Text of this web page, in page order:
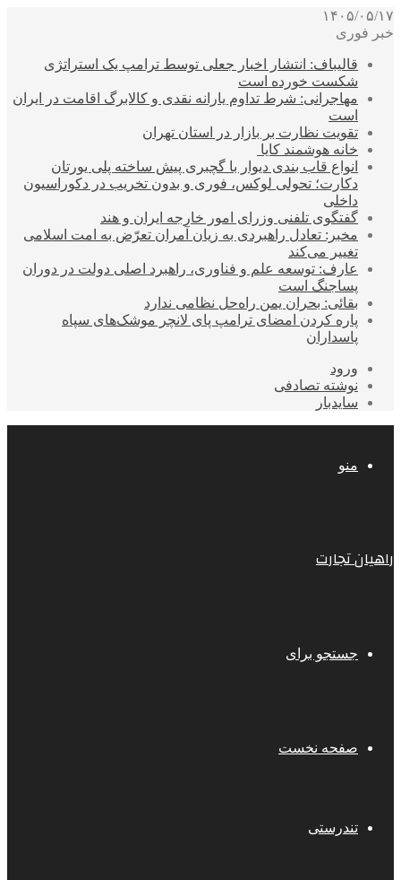
۱۴۰۵/۰۵/۱۷
خبر فوری
قالیباف: انتشار اخبار جعلی توسط ترامپ یک استراتژی
شکست خورده است
مهاجرانی: شرط تداوم یارانه نقدی و کالابرگ اقامت در ایران
است
تقویت نظارت بر بازار در استان تهران
خانه هوشمند کایا
انواع قاب بندی دیوار با گچبری پیش ساخته پلی یورتان
دکارت؛ تحولی لوکس، فوری و بدون تخریب در دکوراسیون
داخلی
گفتگوی تلفنی وزرای امور خارجه ایران و هند
مخبر: تعادل راهبردی به زیان آمران تعرّض به امت اسلامی
تغییر می‌کند
عارف: توسعه علم و فناوری، راهبرد اصلی دولت در دوران
پساجنگ است
بقائی: بحران یمن راه‌حل نظامی ندارد
پاره کردن امضای ترامپ پای لانچر موشک‌های سپاه
پاسداران
ورود
نوشته تصادفی
سایدبار
منو
راهیان تجارت
جستجو برای
صفحه نخست
تندرستی